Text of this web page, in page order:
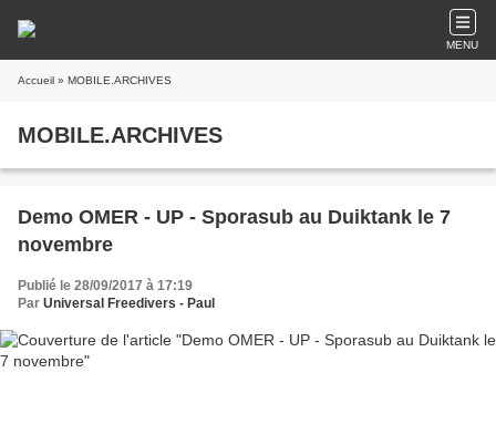
MENU
Accueil » MOBILE.ARCHIVES
MOBILE.ARCHIVES
Demo OMER - UP - Sporasub au Duiktank le 7
novembre
Publié le 28/09/2017 à 17:19
Par Universal Freedivers - Paul